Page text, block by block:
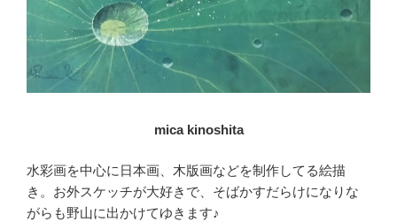
mica kinoshita
水彩画を中心に日本画、木版画などを制作してる絵描
き。お外スケッチが大好きで、そばかすだらけになりな
がらも野山に出かけてゆきます♪